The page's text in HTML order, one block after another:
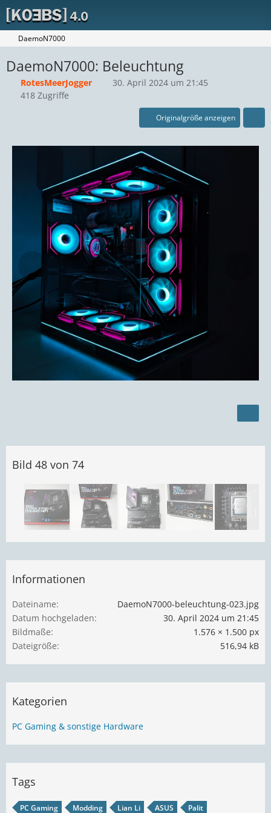
DaemoN7000
DaemoN7000: Beleuchtung
RotesMeerJogger
30. April 2024 um 21:45
418 Zugriffe
Originalgröße anzeigen
Bild 48 von 74
Informationen
Dateiname
DaemoN7000-beleuchtung-023.jpg
Datum hochgeladen
30. April 2024 um 21:45
Bildmaße
1.576 × 1.500 px
Dateigröße
516,94 kB
Kategorien
PC Gaming & sonstige Hardware
Tags
PC Gaming Modding Lian Li ASUS Palit